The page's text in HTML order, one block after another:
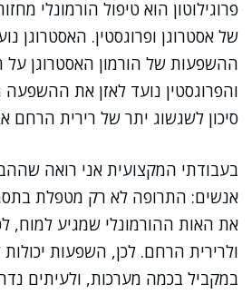
פרוגילוטון הוא טיפול הורמונלי
של אסטרוגן ופרוגסטין. האסטרוגן
ההשפעות של הורמון האסטרוגן על
והפרוגסטין נועד לאזן את
סיכון לשגשוג יתר של רירית
בעבודתי המקצועית אני רואה
אנשים: התרופה לא רק מטפלת
את האות ההורמונלי שמגיע למוח,
ולרירית הרחם. לכן, השפעות
במקביל בכמה מערכות, ולעיתים